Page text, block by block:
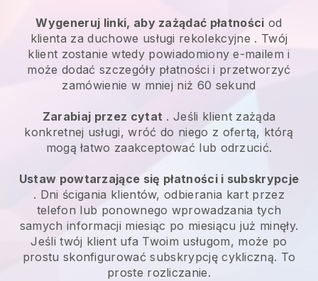
Wygeneruj linki, aby zażądać płatności od
klienta zaduchowe usługi rekolekcyjne . Twój
klient zostanie wtedy powiadomiony e-mailem i
może dodać szczegóły płatności i przetworzyć
zamówienie w mniej niż 60 sekund
Zarabiaj przez cytat . Jeśli klient zażąda
konkretnej usługi, wróć do niego z ofertą, którą
mogą łatwo zaakceptować lub odrzucić.
Ustaw powtarzające się płatności i subskrypcje
. Dni ścigania klientów, odbierania kart przez
telefon lub ponownego wprowadzania tych
samych informacji miesiąc po miesiącu już minęły.
Jeśli twój klient ufa Twoim usługom, może po
prostu skonfigurować subskrypcję cykliczną. To
proste rozliczanie.